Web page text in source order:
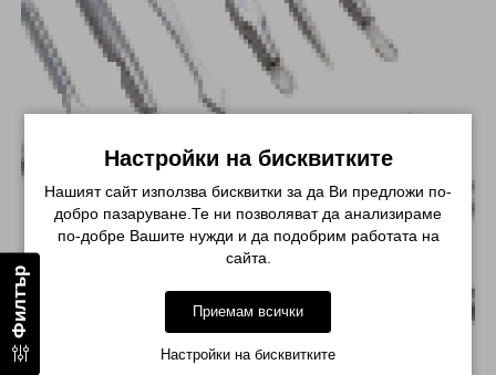
Филтър
Настройки на бисквитките
Нашият сайт използва бисквитки за да Ви предложи по-
добро пазаруване.Те ни позволяват да анализираме
по-добре Вашите нужди и да подобрим работата на
сайта.
Приемам всички
Настройки на бисквитките